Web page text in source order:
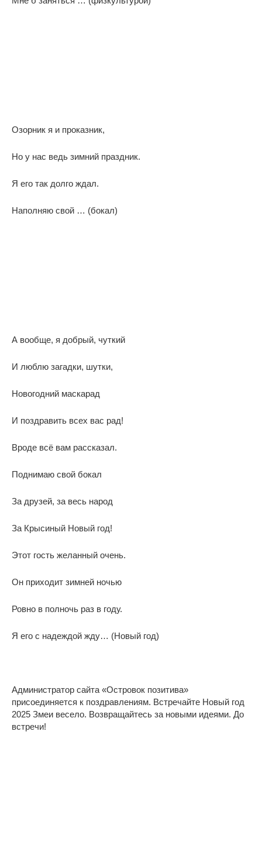
Озорник я и проказник,
Но у нас ведь зимний праздник.
Я его так долго ждал.
Наполняю свой … (бокал)
А вообще, я добрый, чуткий
И люблю загадки, шутки,
Новогодний маскарад
И поздравить всех вас рад!
Вроде всё вам рассказал.
Поднимаю свой бокал
За друзей, за весь народ
За Крысиный Новый год!
Этот гость желанный очень.
Он приходит зимней ночью
Ровно в полночь раз в году.
Я его с надеждой жду… (Новый год)
Администратор сайта «Островок позитива»
присоединяется к поздравлениям. Встречайте Новый год
2025 Змеи весело. Возвращайтесь за новыми идеями. До
встречи!